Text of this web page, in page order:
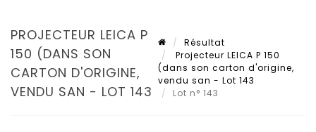
PROJECTEUR LEICA P
150 (DANS SON
CARTON D'ORIGINE,
VENDU SAN - LOT 143
Résultat
Projecteur LEICA P 150
(dans son carton d'origine,
vendu san - Lot 143
Lot n° 143